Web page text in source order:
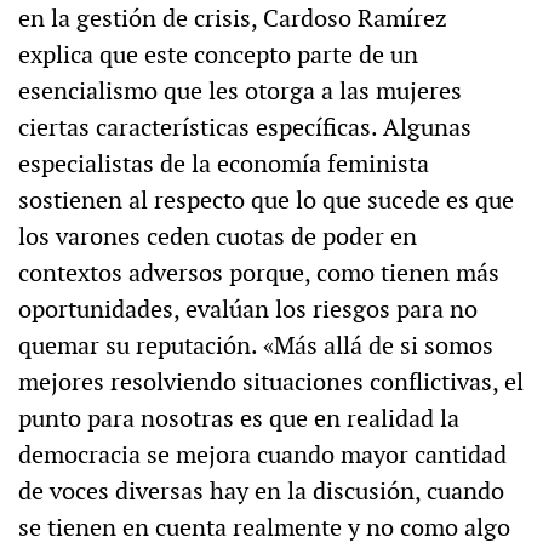
en la gestión de crisis, Cardoso Ramírez
explica que este concepto parte de un
esencialismo que les otorga a las mujeres
ciertas características específicas. Algunas
especialistas de la economía feminista
sostienen al respecto que lo que sucede es que
los varones ceden cuotas de poder en
contextos adversos porque, como tienen más
oportunidades, evalúan los riesgos para no
quemar su reputación. «Más allá de si somos
mejores resolviendo situaciones conflictivas, el
punto para nosotras es que en realidad la
democracia se mejora cuando mayor cantidad
de voces diversas hay en la discusión, cuando
se tienen en cuenta realmente y no como algo